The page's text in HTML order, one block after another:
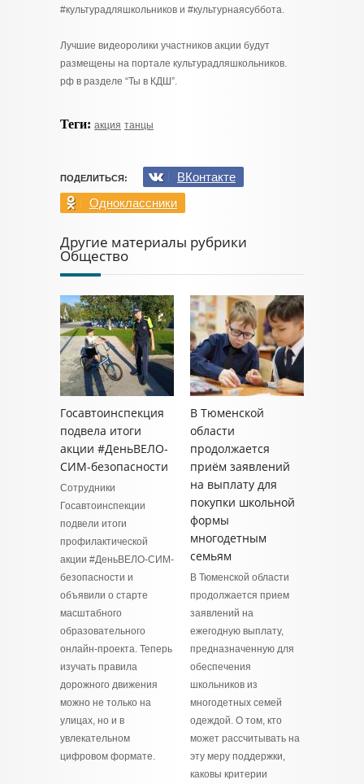
#культурадляшкольников и #культурнаясуббота.
Лучшие видеоролики участников акции будут
размещены на портале культурадляшкольников.
рф в разделе “Ты в КДШ”.
Теги: акция танцы
ПОДЕЛИТЬСЯ:
ВКонтакте
Одноклассники
Другие материалы рубрики
Общество
Госавтоинспекция
подвела итоги
акции #ДеньВЕЛО-
СИМ-безопасности
Сотрудники
Госавтоинспекции
подвели итоги
профилактической
акции #ДеньВЕЛО-СИМ-
безопасности и
объявили о старте
масштабного
образовательного
онлайн-проекта. Теперь
изучать правила
дорожного движения
можно не только на
улицах, но и в
увлекательном
цифровом формате.
В Тюменской
области
продолжается
приём заявлений
на выплату для
покупки школьной
формы
многодетным
семьям
В Тюменской области
продолжается прием
заявлений на
ежегодную выплату,
предназначенную для
обеспечения
школьников из
многодетных семей
одеждой. О том, кто
может рассчитывать на
эту меру поддержки,
каковы критерии